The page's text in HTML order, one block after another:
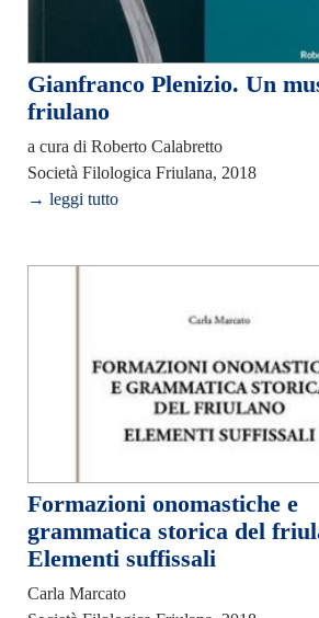
Gianfranco Plenizio. Un
friulano
a cura di Roberto Calabretto
Società Filologica Friulana, 2018
→ leggi tutto
Formazioni onomastiche e
grammatica storica del
Elementi suffissali
Carla Marcato